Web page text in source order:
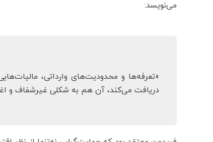
می‌نویسد:
«تعرفه‌ها و محدودیت‌های وارداتی،
دریافت می‌کند، آن هم به شکلی غیرشفاف و